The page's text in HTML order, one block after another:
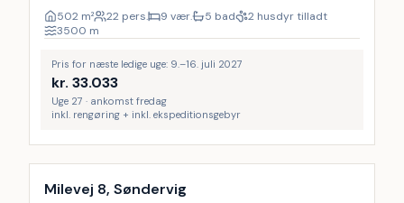
502 m² 22 pers. 9 vær. 5 bad
2 husdyr tilladt
3500 m
Pris for næste ledige uge: 9.–16. juli 2027
kr. 33.033
Uge 27 · ankomst fredag
inkl. rengøring + inkl. ekspeditionsgebyr
Milevej 8, Søndervig